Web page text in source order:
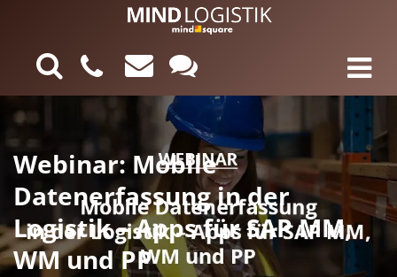
Webinar: Mobile
Datenerfassung in der
Logistik – Apps für SAP MM,
WM und PP